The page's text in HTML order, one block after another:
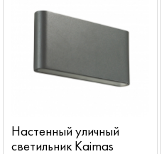
Настенный уличный
светильник Kaimas